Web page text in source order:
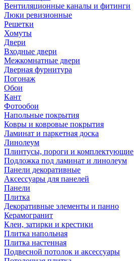
Вентиляционные каналы и фитинги
Люки ревизионные
Решетки
Хомуты
Двери
Входные двери
Межкомнатные двери
Дверная фурнитура
Погонаж
Обои
Кант
Фотообои
Напольные покрытия
Ковры и ковровые покрытия
Ламинат и паркетная доска
Линолеум
Плинтусы, пороги и комплектующие
Подложка под ламинат и линолеум
Панели декоративные
Аксессуары для панелей
Панели
Плитка
Декоративные элементы и панно
Керамогранит
Клеи, затирки и крестики
Плитка напольная
Плитка настенная
Подвесной потолок и аксессуары